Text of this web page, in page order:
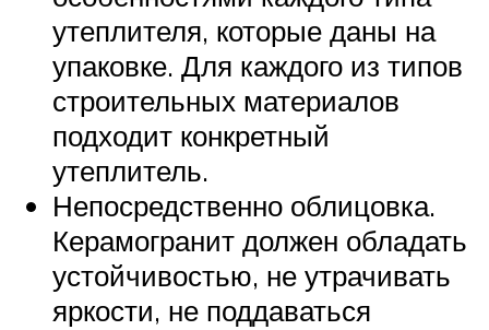
утеплителя, которые даны на
упаковке. Для каждого из типов
строительных материалов
подходит конкретный
утеплитель.
Непосредственно облицовка.
Керамогранит должен обладать
устойчивостью, не утрачивать
яркости, не поддаваться